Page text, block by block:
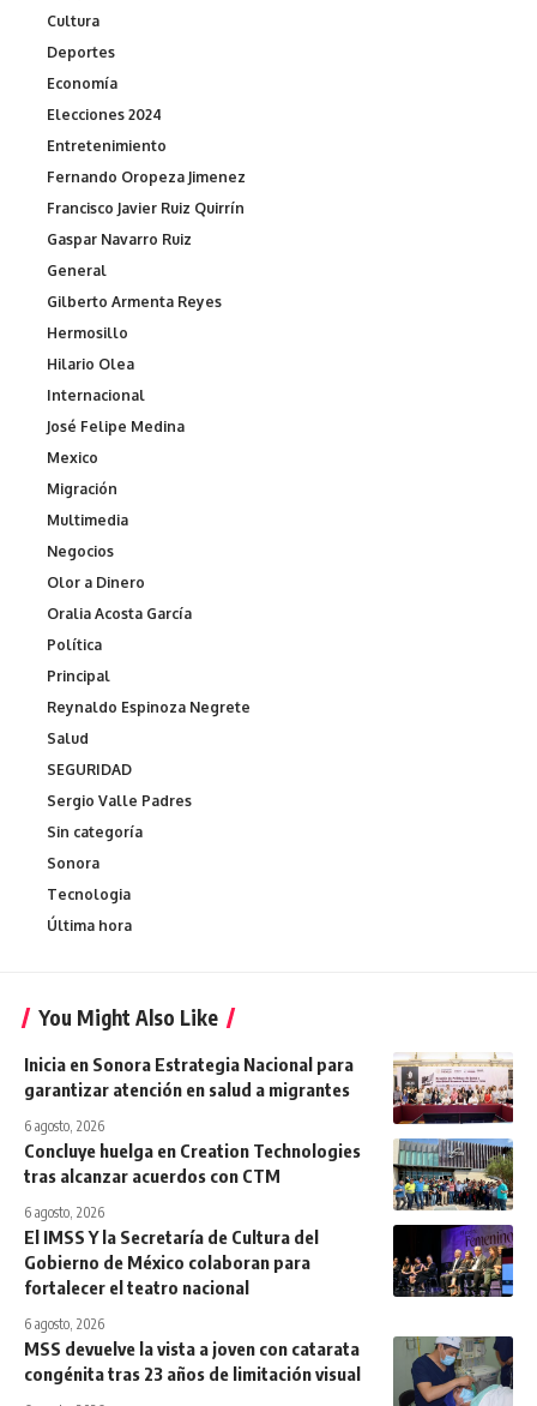
Cultura
Deportes
Economía
Elecciones 2024
Entretenimiento
Fernando Oropeza Jimenez
Francisco Javier Ruiz Quirrín
Gaspar Navarro Ruiz
General
Gilberto Armenta Reyes
Hermosillo
Hilario Olea
Internacional
José Felipe Medina
Mexico
Migración
Multimedia
Negocios
Olor a Dinero
Oralia Acosta García
Política
Principal
Reynaldo Espinoza Negrete
Salud
SEGURIDAD
Sergio Valle Padres
Sin categoría
Sonora
Tecnologia
Última hora
You Might Also Like
Inicia en Sonora Estrategia Nacional para
garantizar atención en salud a migrantes
6 agosto, 2026
Concluye huelga en Creation Technologies
tras alcanzar acuerdos con CTM
6 agosto, 2026
El IMSS Y la Secretaría de Cultura del
Gobierno de México colaboran para
fortalecer el teatro nacional
6 agosto, 2026
MSS devuelve la vista a joven con catarata
congénita tras 23 años de limitación visual